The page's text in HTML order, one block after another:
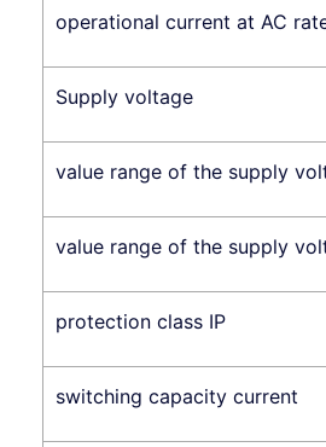
operational current at AC
Supply voltage
value range of the supply
value range of the supply
protection class IP
switching capacity current